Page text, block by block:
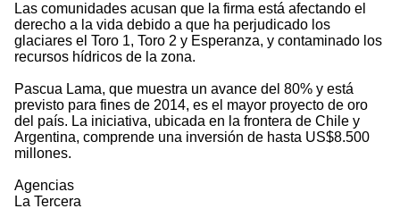
Las comunidades acusan que la firma está afectando el
derecho a la vida debido a que ha perjudicado los
glaciares el Toro 1, Toro 2 y Esperanza, y contaminado los
recursos hídricos de la zona.
Pascua Lama, que muestra un avance del 80% y está
previsto para fines de 2014, es el mayor proyecto de oro
del país. La iniciativa, ubicada en la frontera de Chile y
Argentina, comprende una inversión de hasta US$8.500
millones.
Agencias
La Tercera